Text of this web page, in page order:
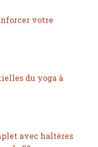
votre
du yoga à
avec haltères